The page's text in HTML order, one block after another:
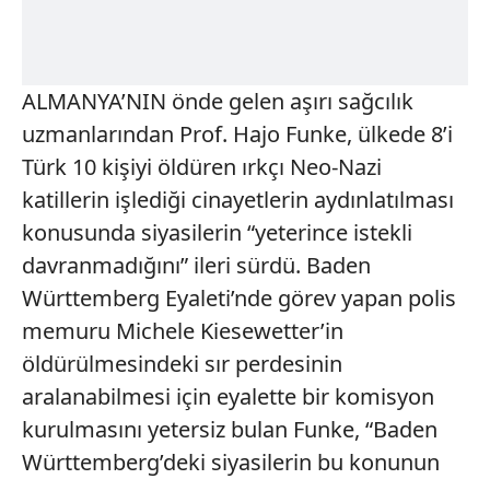
ALMANYA’NIN önde gelen aşırı sağcılık
uzmanlarından Prof. Hajo Funke, ülkede 8’i
Türk 10 kişiyi öldüren ırkçı Neo-Nazi
katillerin işlediği cinayetlerin aydınlatılması
konusunda siyasilerin “yeterince istekli
davranmadığını” ileri sürdü. Baden
Württemberg Eyaleti’nde görev yapan polis
memuru Michele Kiesewetter’in
öldürülmesindeki sır perdesinin
aralanabilmesi için eyalette bir komisyon
kurulmasını yetersiz bulan Funke, “Baden
Württemberg’deki siyasilerin bu konunun